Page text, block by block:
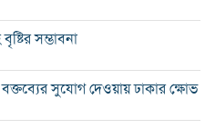
সম্ভাবনা
বক্তব্যের সুযোগ দেওয়ায় ঢাকার ক্ষোভ